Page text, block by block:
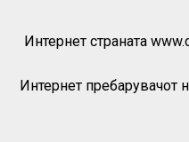
Интернет страната
Интернет пребарувачот